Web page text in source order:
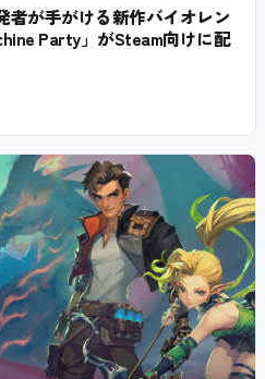
者が手がける新作バイオレン
Party」がSteam向けに配